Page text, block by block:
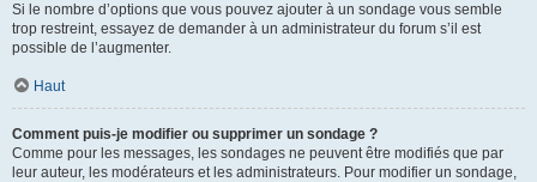
Si le nombre d’options que vous pouvez ajouter à un sondage vous semble
trop restreint, essayez de demander à un administrateur du forum s’il est
possible de l’augmenter.
Haut
Comment puis-je modifier ou supprimer un sondage ?
Comme pour les messages, les sondages ne peuvent être modifiés que par
leur auteur, les modérateurs et les administrateurs. Pour modifier un sondage,